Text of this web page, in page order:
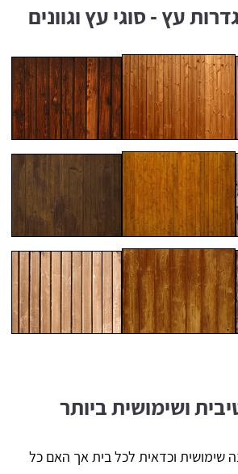
עץ - סוגי עץ וגוונים
ושימושית ביותר
שימושית וכדאית לכל בית אך האם כל